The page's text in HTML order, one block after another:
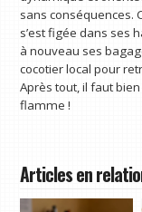
sans conséquences.
s’est figée dans ses
à nouveau ses
cocotier local pour
Après tout, il faut
flamme !
Articles en